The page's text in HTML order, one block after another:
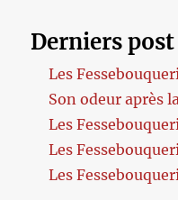
Derniers post
Les
Son odeur après
Les
Les
Les